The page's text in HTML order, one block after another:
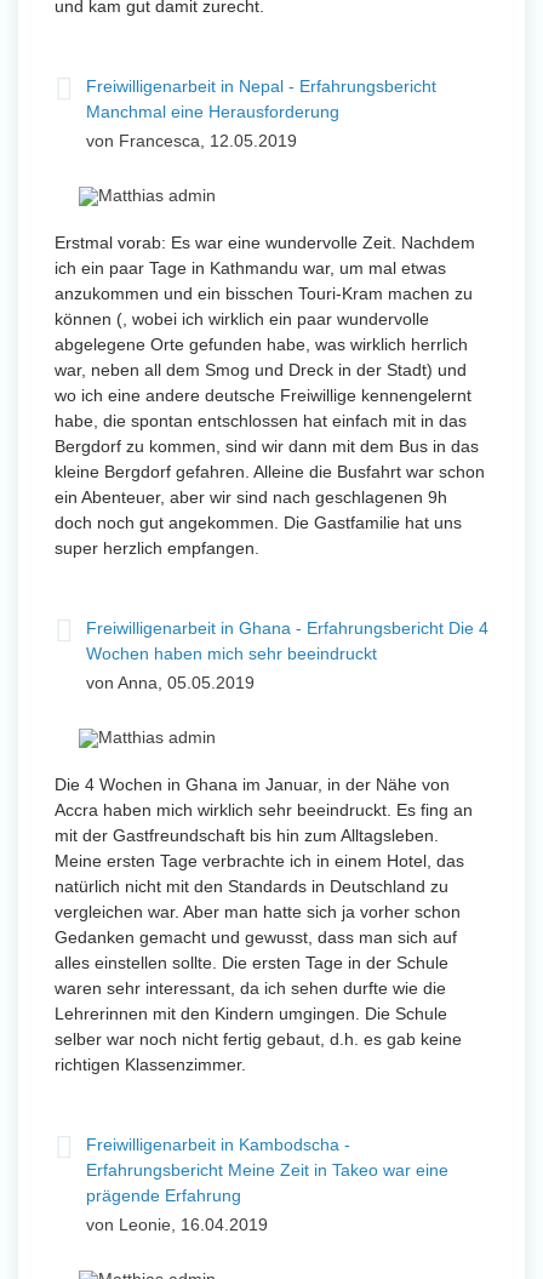
und kam gut damit zurecht.
Freiwilligenarbeit in Nepal - Erfahrungsbericht
Manchmal eine Herausforderung
von Francesca, 12.05.2019
Erstmal vorab: Es war eine wundervolle Zeit. Nachdem
ich ein paar Tage in Kathmandu war, um mal etwas
anzukommen und ein bisschen Touri-Kram machen zu
können (, wobei ich wirklich ein paar wundervolle
abgelegene Orte gefunden habe, was wirklich herrlich
war, neben all dem Smog und Dreck in der Stadt) und
wo ich eine andere deutsche Freiwillige kennengelernt
habe, die spontan entschlossen hat einfach mit in das
Bergdorf zu kommen, sind wir dann mit dem Bus in das
kleine Bergdorf gefahren. Alleine die Busfahrt war schon
ein Abenteuer, aber wir sind nach geschlagenen 9h
doch noch gut angekommen. Die Gastfamilie hat uns
super herzlich empfangen.
Freiwilligenarbeit in Ghana - Erfahrungsbericht Die 4
Wochen haben mich sehr beeindruckt
von Anna, 05.05.2019
Die 4 Wochen in Ghana im Januar, in der Nähe von
Accra haben mich wirklich sehr beeindruckt. Es fing an
mit der Gastfreundschaft bis hin zum Alltagsleben.
Meine ersten Tage verbrachte ich in einem Hotel, das
natürlich nicht mit den Standards in Deutschland zu
vergleichen war. Aber man hatte sich ja vorher schon
Gedanken gemacht und gewusst, dass man sich auf
alles einstellen sollte. Die ersten Tage in der Schule
waren sehr interessant, da ich sehen durfte wie die
Lehrerinnen mit den Kindern umgingen. Die Schule
selber war noch nicht fertig gebaut, d.h. es gab keine
richtigen Klassenzimmer.
Freiwilligenarbeit in Kambodscha -
Erfahrungsbericht Meine Zeit in Takeo war eine
prägende Erfahrung
von Leonie, 16.04.2019